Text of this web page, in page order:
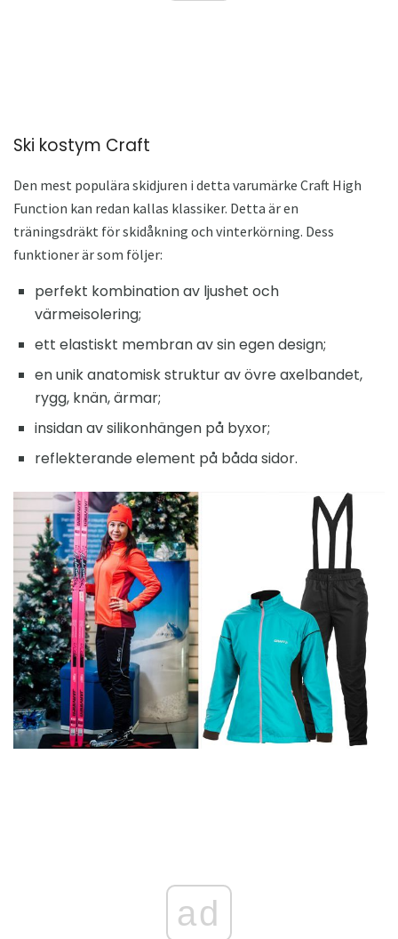
Ski kostym Craft
Den mest populära skidjuren i detta varumärke Craft High
Function kan redan kallas klassiker. Detta är en
träningsdräkt för skidåkning och vinterkörning. Dess
funktioner är som följer:
perfekt kombination av ljushet och
värmeisolering;
ett elastiskt membran av sin egen design;
en unik anatomisk struktur av övre axelbandet,
rygg, knän, ärmar;
insidan av silikonhängen på byxor;
reflekterande element på båda sidor.
ad